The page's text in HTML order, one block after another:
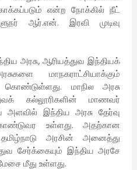
என்ற நோக்கில் நீட்
ஆர்.என். இரவி முடிவு
அரசு, ஆரியத்துவ இந்தியக்
மாநகராட்சியாக்கும்
மாநில அரசு
கல்லூரிகளின் மாணவர்
அளவில் இந்திய அரசு தேர்வு
உள்ளது. அதற்கான
அரசின் அனைத்து
சேர்க்கையும் இந்திய அரசே
மீது உள்ளது.